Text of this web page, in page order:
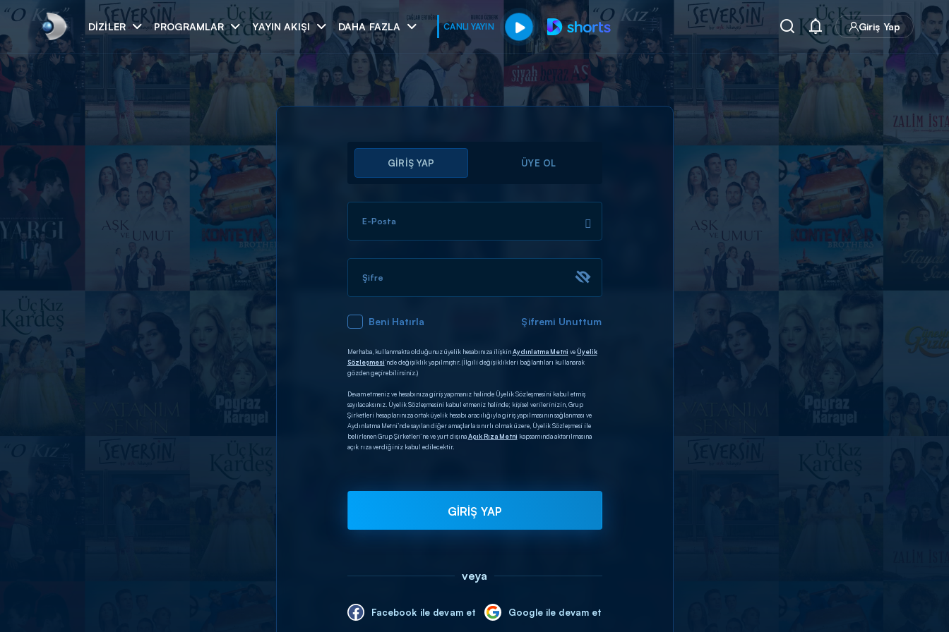
DIZILER PROGRAMLAR YAYIN AKIŞI DAHA FAZLA CANLI YAYIN Giriş Yap
Arama
ARAMA SONUÇLARI
GİRİŞ YAP ÜYE OL
E-Posta
Şifre
Beni Hatırla Şifremi Unuttum
Merhaba, kullanmakta olduğunuz üyelik hesabınıza ilişkinAydınlatma Metni veÜyelik
Sözleşmesi’nde değişiklik yapılmıştır. (İlgili değişiklikleri bağlantıları kullanarak
gözden geçirebilirsiniz.)
Devam etmeniz ve hesabınıza giriş yapmanız halinde Üyelik Sözleşmesini kabul etmiş
sayılacaksınız. Üyelik Sözleşmesini kabul etmeniz halinde; kişisel verilerinizin, Grup
Şirketleri hesaplarınıza ortak üyelik hesabı aracılığıyla giriş yapılmasının sağlanması ve
Aydınlatma Metni’nde sayılan diğer amaçlarla sınırlı olmak üzere, Üyelik Sözleşmesi ile
belirlenen Grup Şirketleri’ne ve yurt dışınaAçık Rıza Metni kapsamında aktarılmasına
açık rıza verdiğiniz kabul edilecektir.
GİRİŞ YAP
veya
Facebook ile devam et Google ile devam et